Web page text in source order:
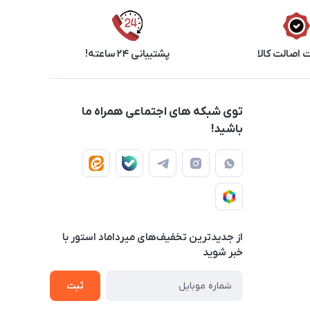
اصالت کالا پشتیبانی ۲۴ ساعته!
توی شبکه های اجتماعی همراه ما
باشید!
از جدید‌ترین تخفیف‌های میرداماد استور با‌
خبر شوید
ثبت